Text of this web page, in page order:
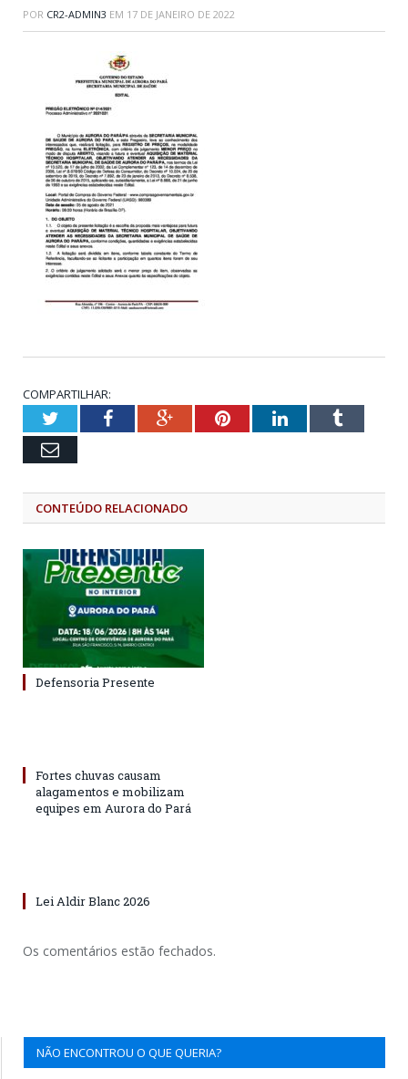
POR CR2-ADMIN3 EM 17 DE JANEIRO DE 2022
COMPARTILHAR:
TwitterFacebookGoogle+PinterestLinkedInTumblr
Email
CONTEÚDO RELACIONADO
Defensoria Presente
Fortes chuvas causam
alagamentos e mobilizam
equipes em Aurora do Pará
Lei Aldir Blanc 2026
Os comentários estão fechados.
NÃO ENCONTROU O QUE QUERIA?